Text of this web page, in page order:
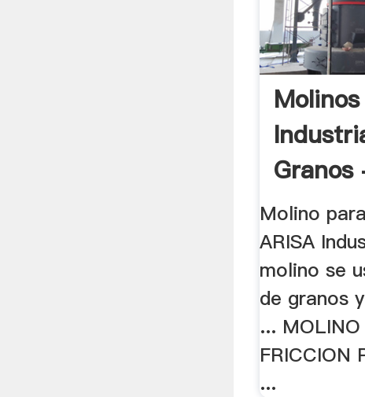
Molino
ARISA
molino se
de granos
...
FRICCION
...